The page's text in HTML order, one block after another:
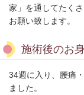
家」を通してたく
お願い致します。
施術後のお
34週に入り、腰痛
ました。